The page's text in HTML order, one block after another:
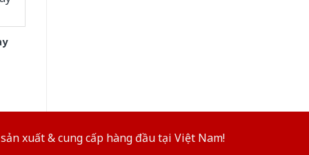
xuất & cung cấp hàng đầu tại Việt Nam!